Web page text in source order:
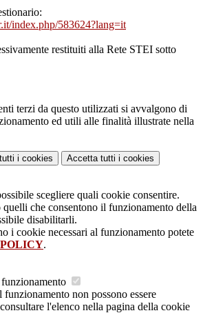
index.php/583624?lang=it
restituiti alla Rete STEI sotto
terzi da questo utilizzati si avvalgono di
ed utili alle finalità illustrate nella
i cookies Accetta tutti i cookies
scegliere quali cookie consentire.
quelli che consentono il funzionamento della
disabilitarli.
i cookie necessari al funzionamento potete
.
non possono essere
l'elenco nella pagina della cookie